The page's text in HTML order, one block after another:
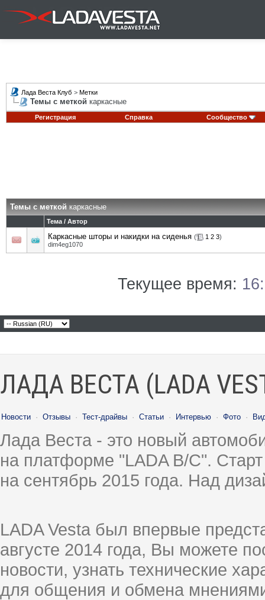
Лада Веста Клуб > Метки
Темы с меткой каркасные
Регистрация Справка Сообщество
Темы с меткойкаркасные
Тема / Автор
Каркасные шторы и накидки на сиденья ( 1 2 3)
dim4eg1070
Текущее время:
ЛАДА ВЕСТА (LADA
Новости · Отзывы · Тест-драйвы · Статьи · Интервью · Фото ·
Лада Веста - это новый
на платформе "LADA B/C".
на сентябрь 2015 года. Над
LADA Vesta был впервые
августе 2014 года, Вы можете
новости, узнать технические
для общения и обмена